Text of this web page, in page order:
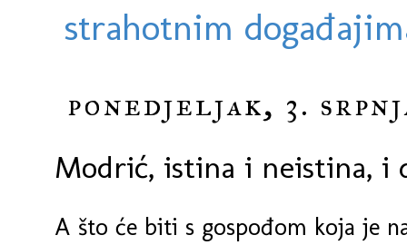
strahotnim
ponedjeljak, 3.
Modrić, istina i neistina, i
A što će biti s gospođom koja je